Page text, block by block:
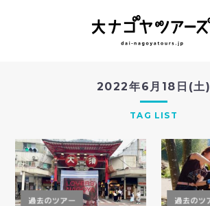
2022年6月18日(土)
TAG LIST